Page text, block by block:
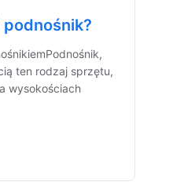
ten rodzaj sprzętu,
wysokościach